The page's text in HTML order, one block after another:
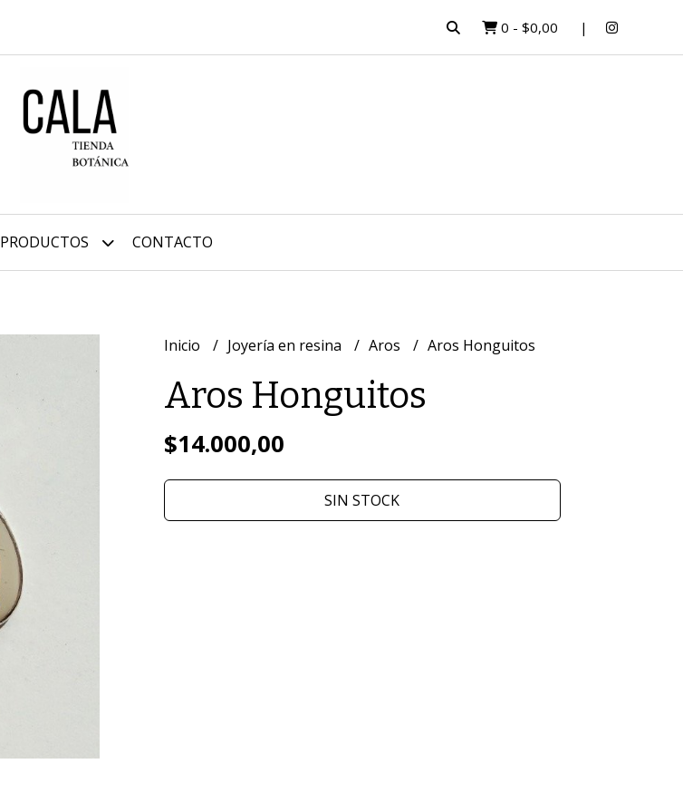
0 - $0,00
PRODUCTOS CONTACTO
Inicio Joyería en resina Aros Aros Honguitos
Aros Honguitos
$14.000,00
SIN STOCK